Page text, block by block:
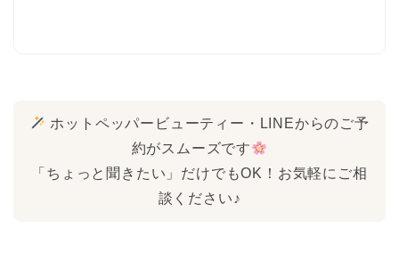
ホットペッパービューティー・LINEからのご予
約がスムーズです
「ちょっと聞きたい」だけでもOK！お気軽にご相
談ください♪